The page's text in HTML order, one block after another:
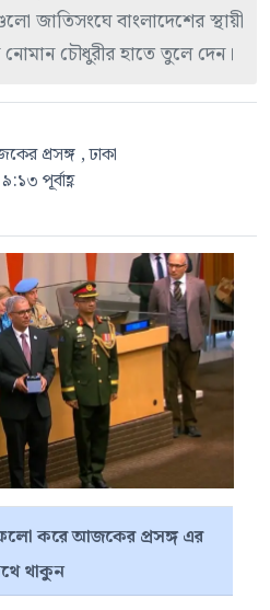
বাংলাদেশের স্থায়ী
নোমান চৌধুরীর হাতে তুলে দেন।
প্রসঙ্গ , ঢাকা
পূর্বাহ্ণ
করে আজকের প্রসঙ্গ এর
থাকুন